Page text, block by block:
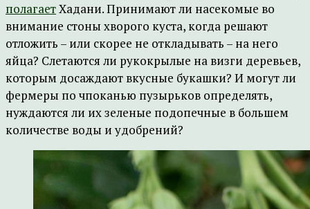
полагаетХадани. Принимают ли насекомые во
внимание стоны хворого куста, когда решают
отложить – или скорее не откладывать – на него
яйца? Слетаются ли рукокрылые на визги деревьев,
которым досаждают вкусные букашки? И могут ли
фермеры по чпоканью пузырьков определять,
нуждаются ли их зеленые подопечные в большем
количестве воды и удобрений?